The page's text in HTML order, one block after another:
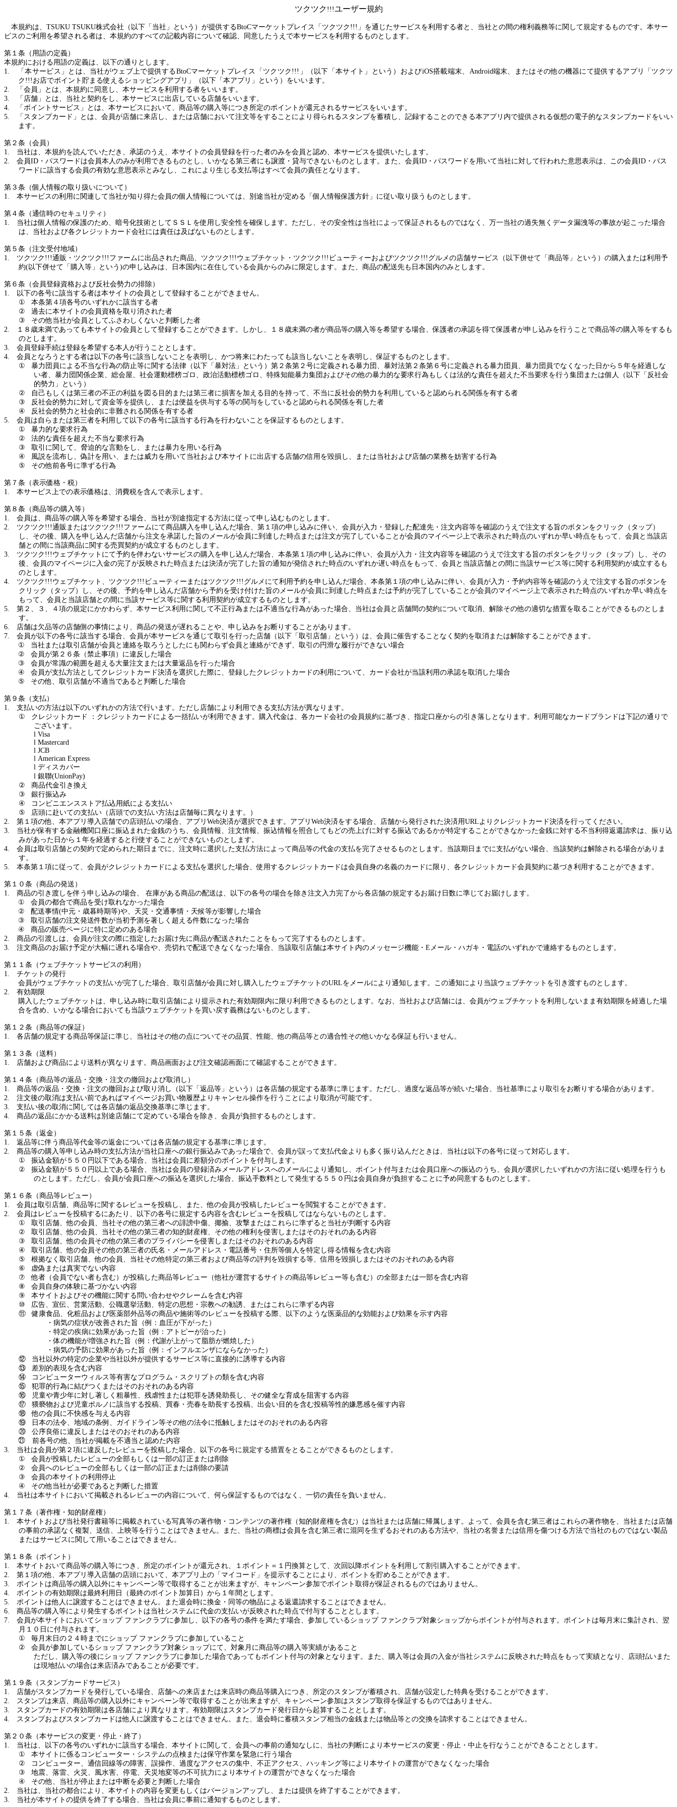
ツクツク !!!ユーザー規約
本規約は、 TSUKU TSUKU株式会社（以下「当社」という）が提供するBtoCマーケットプレイス「ツクツク !!! 」を通じたサービスを利用する者と、当社との間の権利義務等に関して規定するものです。本サー
ビスのご利用を希望される者は、本規約のすべての記載内容について確認、同意したうえで本サービスを利用するものとします。
第１条（用語の定義）
本規約における用語の定義は、以下の通りとします。
1.
「本サービス」とは、当社がウェブ上で提供するBtoCマーケットプレイス「ツクツク !!! 」（以下「本サイト」という）およびiOS搭載端末、 Android端末、またはその他の機器にて提供するアプリ「ツクツ
ク !!! お店でポイント貯まる使えるショッピングアプリ」（以下「本アプリ」という）をいいます。
2.
「会員」とは、本規約に同意し、本サービスを利用する者をいいます。
3.
「店舗」とは、当社と契約をし、本サービスに出店している店舗をいいます。
4.
「ポイントサービス」とは、本サービスにおいて、商品等の購入等につき所定のポイントが還元されるサービスをいいます。
5.
「スタンプカード」とは、会員が店舗に来店し、または店舗において注文等をすることにより得られるスタンプを蓄積し、記録することのできる本アプリ内で提供される仮想の電子的なスタンプカードをいい
ます。
第２条（会員）
1.
当社は、本規約を読んでいただき、承諾のうえ、本サイトの会員登録を行った者のみを会員と認め、本サービスを提供いたします。
2.
会員ID ・パスワードは会員本人のみが利用できるものとし、いかなる第三者にも譲渡・貸与できないものとします。また、会員ID ・パスワードを用いて当社に対して行われた意思表示は、この会員ID ・パス
ワードに該当する会員の有効な意思表示とみなし、これにより生じる支払等はすべて会員の責任となります。
第３条（個人情報の取り扱いについて）
1.
本サービスの利用に関連して当社が知り得た会員の個人情報については、別途当社が定める「個人情報保護方針」に従い取り扱うものとします。
第４条（通信時のセキュリティ）
1.
当社は個人情報の保護のため、暗号化技術としてＳＳＬを使用し安全性を確保します。ただし、その安全性は当社によって保証されるものではなく、万一当社の過失無くデータ漏洩等の事故が起こった場合
は、当社および各クレジットカード会社には責任は及ばないものとします。
第５条（注文受付地域）
1.
ツクツク !!!通販・ツクツク !!! ファームに出品された商品、ツクツク !!! ウェブチケット・ツクツク !!! ビューティーおよびツクツク !!! グルメの店舗サービス（以下併せて「商品等」という）の購入または利用予
約(以下併せて「購入等」という)の申し込みは、日本国内に在住している会員からのみに限定します。また、商品の配送先も日本国内のみとします。
第６条（会員登録資格および反社会勢力の排除）
1.
以下の各号に該当する者は本サイト の会員として登録することができません。
①
本条第４項各号のいずれかに該当する者
②
過去に本サイトの会員資格を取り消された者
③
その他当社が会員としてふさわしくないと判断した者
2.
１８歳未満であっても本サイトの会員として登録することができます。しかし、１８歳未満の者が商品等の購入等を希望する場合、保護者の承認を得て保護者が申し込みを行うことで商品等の購入等をするも
のとします。
3.
会員登録手続は登録を希望する本人が行うこととします。
4.
会員となろうとする者は以下の各号に該当しないことを表明し、かつ将来にわたっても該当しないことを表明し、保証するものとします。
①
暴力団員による不当な行為の防止等に関する法律（以下「暴対法」という ）第２条第２号に定義される暴力団、暴対法第２条第６号に定義される暴力団員、暴力団員でなくなった日から５年を経過しな
い者、暴力団関係企業、総会屋、社会運動標榜ゴロ、政治活動標榜ゴロ、特殊知能暴力集団 およびその他の暴力的な要求行為もしくは法的な責任を超えた不当要求を行う集団 または個人（以下「反社会
的勢力」という ）
②
自己もしくは第三者の不正の利益を図る目的 または第三者に損害を加える目的を持って、不当に反社会的勢力を利用していると認められる関係を有する者
③
反社会的勢力に対して資金等を提供し、 または便益を供与する等の関与をしていると認められる関係を有した者
④
反社会的勢力と社会的に非難される関係を有する者
5.
会員は自ら または第三者を利用して以下の各号に該当する行為を行わないことを保証するものとします。
①
暴力的な要求行為
②
法的な責任を超えた不当な要求行為
③
取引に関して、脅迫的な言動をし、 または暴力を用いる行為
④
風説を流布し、偽計を用い、 または威力を用いて当社および本サイトに出店する店舗の信用を毀損し、 または当社および店舗の業務を妨害する行為
⑤
その他前各号に準ずる行為
第７条（表示価格・税）
1.
本サービス上での表示価格は、消費税を含んで表示します。
第８条（商品等の購入等）
1.
会員は、商品等の購入等を希望する場合、当社が別途指定する方法に従って申し込むものとします。
2.
ツクツク !!!通販 またはツクツク !!! ファームにて商品購入を申し込んだ場合、第１項の申し込みに伴い、会員が入力・登録した配達先・注文内容等を確認のうえで注文する旨のボタンをクリック（タップ）
し、その後、購入を申し込んだ店舗から注文を承諾した旨のメールが会員に到達した時点 または注文が完了していることが会員のマイページ上で表示された時点のいずれか早い時点をもって、会員と当該店
舗との間に当該商品に関する売買契約が成立するものとします。
3.
ツクツク !!! ウェブチケットにて予約を伴わないサービスの購入を申し込んだ場合、本条第１項の申し込みに伴い、会員が入力・注文内容等を確認のうえで注文する旨のボタンをクリック（タップ）し、その
後、会員のマイページに入金の完了が反映された時点 または決済が完了した旨の通知が発信された時点のいずれか遅い時点をもって、会員と当該店舗との間に当該サービス等に関する利用契約が成立するも
のとします。
4.
ツクツク !!! ウェブチケット、ツクツク !!! ビューティー またはツクツク !!! グルメにて利用予約を申し込んだ場合、本条第１項の申し込みに伴い、会員が入力・予約内容等を確認のうえで注文する旨のボタンを
クリック（タップ）し、その後、予約を申し込んだ店舗から予約を受け付けた旨のメールが会員に到達した時点 または予約が完了していることが会員のマイページ上で表示された時点のいずれか早い時点を
もって、会員と当該店舗との間に当該サービス等に関する利用契約が成立するものとします。
5.
第２、３、４項の規定にかかわらず、本サービス利用に関して不正行為 または不適当な行為があった場合、当社は会員と店舗間の契約について取消、解除その他の適切な措置を取ることができるものとしま
す。
6.
店舗は欠品等の店舗側の事情により、商品の発送が遅れることや、申し込みをお断りすることがあります。
7.
会員が以下の各号に該当する場合、会員が本サービスを通じて取引を行った店舗（以下「取引店舗」という ）は、会員に催告することなく契約を取消 または解除することができます。
①
当社または取引店舗が会員と連絡を取ろうとしたにも関わらず会員と連絡ができず、取引の円滑な履行ができない場合
②
会員が第２６条（禁止事項）に違反した場合
③
会員が常識の範囲を超える大量注文 または大量返品を行った場合
④
会員が支払方法としてクレジットカード決済を選択した際に、登録したクレジットカードの利用について、カード会社が当該利用の承認を取消した場合
⑤
その他、取引店舗が不適当であると判断した場合
第９条（支払）
1.
支払いの方法は以下のいずれかの方法で行います。ただし店舗により利用できる支払方法が異なります。
①
クレジットカード ：クレジットカードによる一括払いが利用できます。購入代金は、各カード会社の会員規約に基づき、指定口座からの引き落しとなります。利用可能なカードブランドは下記の通りで
ございます。
l Visa
l Mastercard
l JCB
l American Express
l ディスカバー
l 銀聯(UnionPay)
②
商品代金引き換え
③
銀行振込み
④
コンビニエンスストア払込用紙による支払い
⑤
店頭に赴いての支払い（店頭での支払い方法は店舗毎に異なります。）
2.
第１項の他、本アプリ導入店舗での店頭払いの場合、アプリ Web決済が選択できます。アプリ Web決済をする場合、店舗から発行された決済用URLよりクレジットカード決済を行ってください。
3.
当社が保有する金融機関口座に振込まれた金銭のうち、会員情報、注文情報、振込情報を照合してもどの売上げに対する振込であるかが特定することができなかった金銭に対する不当利得返還請求は、振り込
みがあった日から１年を経過すると行使することができないものとします。
4.
会員は取引店舗との契約で定められた期日までに、注文時に選択した支払方法によって商品等の代金の支払を完了させるものとします。当該期日までに支払がない場合、当該契約は解除される場合がありま
す。
5.
本条第１項に従って、会員がクレジットカードによる支払を選択した場合、使用するクレジットカードは会員自身の名義のカードに限り、各クレジットカード会員契約に基づき利用することができます。
第１０条（商品の発送）
1.
商品の引き渡しを伴う申し込みの場合、
在庫がある商品の配送は、以下の各号の場合を除き注文入力完了から各店舗の規定するお届け日数に準じてお届けします。
①
会員の都合で商品を受け取れなかった場合
②
配送事情(中元・歳暮時期等)や、天災・交通事情・天候等が影響した場合
③
取引 店舗の注文発送件数が当初予測を著しく超える件数になった場合
④
商品の販売ページに特に定めのある場合
2.
商品の引渡しは、 会員が注文の際に指定 したお届け先に商品が配送されたことをもって完了するものとします。
3.
注文商品のお届け予定が大幅に遅れる場合や、売切れで配送できなくなった場合、 当該取引店舗は本サイト 内のメッセージ機能・ E メール・ハガキ・電話のいずれかで連絡するものとし ます。
第１１条（ウェブチケットサービスの利用）
1.
チケットの発行
会員がウェブチケットの支払いが完了した場合、取引店舗が会員に対し購入したウェブチケットのURLをメールにより通知します。この通知により当該ウェブチケットを引き渡すものとします。
2.
有効期限
購入したウェブチケットは、申し込み時に取引店舗により提示された有効期限内に限り利用できるものとします。なお、当社および店舗には、会員がウェブチケットを利用しないまま有効期限を経過した場
合を含め、いかなる場合においても当該ウェブチケットを買い戻す義務はないものとします。
第１２条（商品等の保証）
1.
各店舗の規定する商品等保証に準じ、当社はその他の点についてその品質、性能、他の商品等との適合性その他いかなる保証も行いません。
第１３条（送料）
1.
店舗および商品により送料が異なります。商品画面および注文確認画面にて確認することができます。
第１４条（商品等の返品・交換・注文の撤回 および取消し）
1.
商品等の返品・交換・注文の撤回 および取り消し（以下「返品等」という ）は各店舗の規定する基準に準じます。ただし、過度な返品等が続いた場合、当社基準により取引をお断りする場合があり ます。
2.
注文後の取消は支払い前であればマイページお買い物履歴よりキャンセル操作を行うことにより取消が可能です。
3.
支払い後の取消に関しては各店舗の返品交換基準に準じます。
4.
商品の返品にかかる送料は別途店舗にて定めている場合を除き、会員が負担するものとします。
第１５条（返金）
1.
返品等に伴う商品等代金等の返金については各店舗の規定する基準に準じます。
2.
商品等の購入等申し込み時の支払方法が当社口座への銀行振込みであった場合で、会員が誤って支払代金よりも多く振り込んだときは、当社は以下の各号に従って対応します。
①
振込金額が５５０円以下である場合、当社は会員に差額分のポイントを付与します。
②
振込金額が５５０円以上である場合、当社は会員の登録済みメールアドレスへのメールにより通知し、ポイント付与または会員口座への振込のうち、会員が選択したいずれかの方法に従い処理を行うも
のとします。ただし、会員が会員口座への振込を選択した場合、振込手数料として発生する５５０円は会員自身が負担することに予め同意するものとします。
第１６条（商品等レビュー）
1.
会員は取引店舗、商品等に関するレビューを投稿し、また、他の会員が投稿したレビューを閲覧することができます。
2.
会員はレビューを投稿するにあたり、以下の各号に規定する内容を含むレビューを投稿してはならないものとします。
①
取引店舗、他の会員、当社その他の第三者への誹謗中傷、揶揄、攻撃またはこれらに準ずると当社が判断する内容
②
取引店舗、他の会員、当社その他の第三者の知的財産権、その他の権利を侵害し またはそのおそれのある内容
③
取引店舗、他の会員その他の第三者のプライバシーを侵害し またはそのおそれのある内容
④
取引店舗、他の会員その他の第三者の氏名・メールアドレス・電話番号・住所等個人を特定し得る情報を含む内容
⑤
根拠なく取引店舗、他の会員、当社その他特定の第三者および商品等の評判を毀損する等、信用を毀損し またはそのおそれのある内容
⑥
虚偽 または真実でない内容
⑦
他者（会員でない者も含む）が投稿した商品等レビュー（他社が運営するサイトの商品等レビュー等も含む）の全部または一部を含む内容
⑧
会員自身の体験に基づかない内容
⑨
本サイト およびその機能に関する問い合わせやクレームを含む内容
⑩
広告、宣伝、営業活動、公職選挙活動、特定の思想・宗教への勧誘、 またはこれらに準ずる内容
⑪
健康食品、化粧品および 医薬部外品等の商品や施術等のレビューを投稿する際、以下のような医薬品的な効能および効果を示す内容
・病気の症状が改善された旨（例：血圧が下がった）
・特定の疾病に効果があった旨（例：アトピーが治った）
・体の機能が増強された旨（例：代謝が上がって脂肪が燃焼した）
・病気の予防に効果があった旨（例：インフルエンザにならなかった）
⑫
当社以外の特定の企業や当社以外が提供するサービス等に直接的に誘導する内容
⑬
差別的表現を含む内容
⑭
コンピューターウィルス等有害なプログラム・スクリプトの類を含む内容
⑮
犯罪的行為に結びつく またはそのおそれのある内容
⑯
児童や青少年に対し著しく粗暴性、残虐性 または犯罪を誘発助長し、その健全な育成を阻害する内容
⑰
猥褻物および児童ポルノに該当する投稿、買春・売春を助長する投稿、出会い目的を含む投稿等性的嫌悪感を催す内容
⑱
他の会員に不快感を与える内容
⑲
日本の法令、地域の条例、ガイドライン等その他の法令に抵触し またはそのおそれのある内容
⑳
公序良俗に違反し またはそのおそれのある内容
㉑ 前各号の他、当社が掲載を不適当と認めた内容
3.
当社は会員が第２項に違反したレビューを投稿した場合、以下の各号に規定する措置をとることができるものとします。
①
会員が投稿したレビューの全部もしくは一部の訂正 または削除
②
会員へのレビューの全部もしくは一部の訂正 または削除の要請
③
会員の本サイトの利用停止
④
その他当社が必要であると判断した措置
4.
当社は本サイト において掲載されるレビューの内容について、何ら保証するものではなく、一切の責任を負いません。
第１７条（著作権・知的財産権）
1.
本サイト および当社発行書籍等に掲載されている写真等の著作物・コンテンツの著作権（知的財産権を含む）は当社 または店舗に帰属します。よって、会員を含む第三者はこれらの著作物を、当社または店舗
の事前の承諾なく複製、送信、上映等を行うことはできません。また、当社の商標は会員を含む第三者に混同を生ずるおそれのある方法や、当社の名誉または信用を傷つける方法で当社のものではない製品
またはサービスに関して用いることはできません。
第１８条（ポイント）
1.
本サイト おいて商品等の購入等につき、所定のポイントが還元され、１ポイント＝１円換算として、次回以降ポイントを利用して割引購入することができます。
2.
第１項の他、本アプリ導入店舗の店頭において、本アプリ上の「マイコード」を提示することにより、ポイントを貯めることができます。
3.
ポイントは商品等の購入以外にキャンペーン等で取得することが出来ますが、キャンペーン参加でポイント取得が保証されるものではありません。
4.
ポイントの有効期限は最終利用日（最終のポイント加算日）から１年間とします。
5.
ポイントは他人に譲渡することはできません。また退会時に換金・同等の物品による返還請求することはできません。
6.
商品等の購入等により発生するポイントは当社システムに代金の支払いが反映された時点で付与することとします。
7.
会員が本サイト においてショップ ファンクラブに参加し、以下の各号の条件を満たす場合、参加しているショップ ファンクラブ対象ショップからポイントが付与されます。ポイントは毎月末に集計され、翌
月１０日に付与されます。
①
毎月末日の２４時までにショップ ファンクラブに参加していること
②
会員が参加しているショップ ファンクラブ対象ショップにて、対象月に商品等の購入等実績があること
ただし、購入等の後にショップ ファンクラブに参加した場合であってもポイント付与の対象となります。また、購入等は会員の入金が当社システムに反映された時点をもって実績となり、店頭払いまた
は現地払いの場合は来店済みであることが必要です。
第１９条（スタンプカードサービス）
1.
店舗がスタンプカードを発行している場合、店舗への来店または来店時の商品等購入につき、所定のスタンプが蓄積され、店舗が設定した特典を受けることができます。
2.
スタンプは来店、商品等の購入以外にキャンペーン等で取得することが出来ますが、キャンペーン参加はスタンプ取得を保証するものではありません。
3.
スタンプカードの有効期限は各店舗により異なります。有効期限はスタンプカード発行日から起算することとします。
4.
スタンプおよびスタンプカードは他人に譲渡することはできません。また、退会時に蓄積スタンプ相当の金銭または物品等との交換を請求することはできません。
第２０条（本サービスの変更・停止・終了 ）
1.
当社は、 以下の各号のいずれかに該当する場合、 本サイト に関して、会員への事前の通知なしに、 当社の判断により本サービスの変更・停止・中止を行なうことができることとします。
①
本サイトに係るコンピューター・システムの点検または保守作業を緊急に行う場合
②
コンピューター、通信回線等の障害、誤操作、過度なアクセスの集中、不正アクセス、ハッキング等により本サイトの運営ができなくなった場合
③
地震、落雷、火災、風水害、停電、天災地変等の不可抗力により本サイトの運営ができなくなった場合
④
その他、当社が停止または中断を必要と判断した場合
2.
当社は、当社の都合により、本サイトの内容を変更もしくはバージョンアップし、または提供を終了することができます。
3.
当社が本サイトの提供を終了する場合、当社は会員に事前に通知するものとします。